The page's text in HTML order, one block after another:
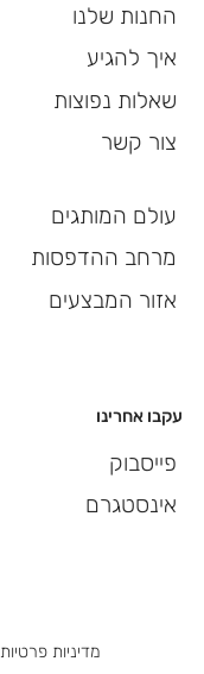
עקבו אחרינו
פייסבוק
אינסטגרם
החנות שלנו
איך להגיע
שאלות נפוצות
צור קשר
עולם המותגים
מרחב ההדפסות
אזור המבצעים
מדיניות פרטיות